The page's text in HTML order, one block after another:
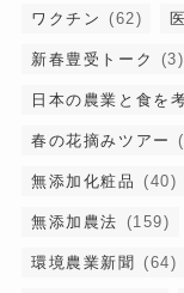
ワクチン (62)
新春豊受トーク (3)
日本の農業と食を
春の花摘みツアー
無添加化粧品 (40)
無添加農法 (159)
環境農業新聞 (64)